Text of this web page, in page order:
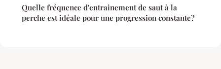
Quelle fréquence d'entrainement de saut à la
perche est idéale pour une progression constante?